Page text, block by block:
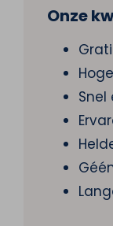
Onze